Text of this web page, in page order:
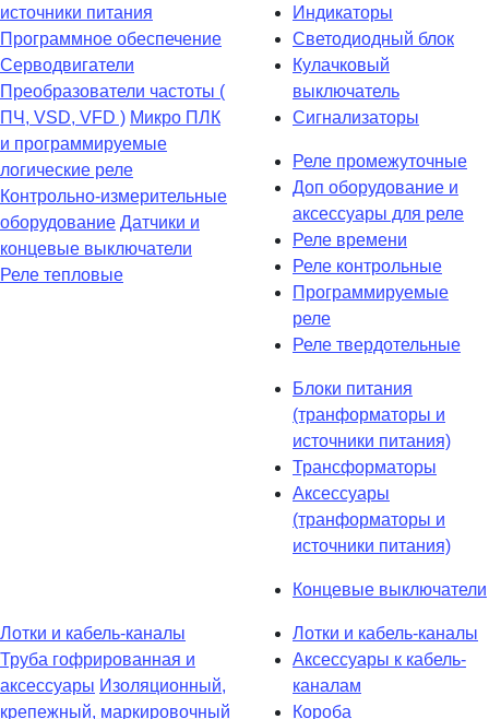
источники питания
Программное обеспечение
Серводвигатели
Преобразователи частоты (
ПЧ, VSD, VFD ) Микро ПЛК
и программируемые
логические реле
Контрольно-измерительные
оборудование Датчики и
концевые выключатели
Реле тепловые
Индикаторы
Светодиодный блок
Кулачковый
выключатель
Сигнализаторы
Реле промежуточные
Доп оборудование и
аксессуары для реле
Реле времени
Реле контрольные
Программируемые
реле
Реле твердотельные
Блоки питания
(транформаторы и
источники питания)
Трансформаторы
Аксессуары
(транформаторы и
источники питания)
Концевые выключатели
Лотки и кабель-каналы
Труба гофрированная и
аксессуары Изоляционный,
крепежный, маркировочный
Лотки и кабель-каналы
Аксессуары к кабель-
каналам
Короба